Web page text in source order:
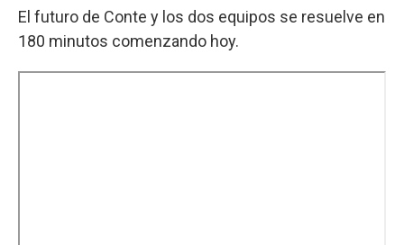
El futuro de Conte y los dos equipos se resuelve en
180 minutos comenzando hoy.